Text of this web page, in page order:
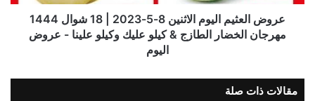
عروض العثيم اليوم الاثنين 8-5-2023 | 18 شوال 1444
مهرجان الخضار الطازج & كيلو عليك وكيلو علينا - عروض
اليوم
مقالات ذات صلة